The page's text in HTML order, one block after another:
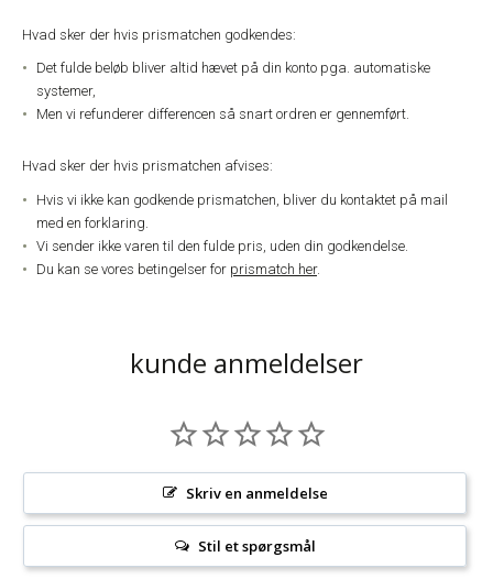
Hvad sker der hvis prismatchen godkendes:
Det fulde beløb bliver altid hævet på din konto pga. automatiske
systemer,
Men vi refunderer differencen så snart ordren er gennemført.
Hvad sker der hvis prismatchen afvises:
Hvis vi ikke kan godkende prismatchen, bliver du kontaktet på mail
med en forklaring.
Vi sender ikke varen til den fulde pris, uden din godkendelse.
Du kan se vores betingelser for prismatch her.
kunde anmeldelser
Skriv en anmeldelse
Stil et spørgsmål